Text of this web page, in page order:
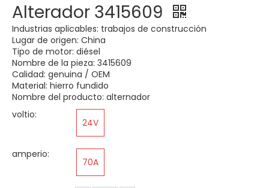
Alterador 3415609
Industrias aplicables: trabajos de construcción
Lugar de origen: China
Tipo de motor: diésel
Nombre de la pieza: 3415609
Calidad: genuina / OEM
Material: hierro fundido
Nombre del producto: alternador
voltio:
24V
amperio:
70A